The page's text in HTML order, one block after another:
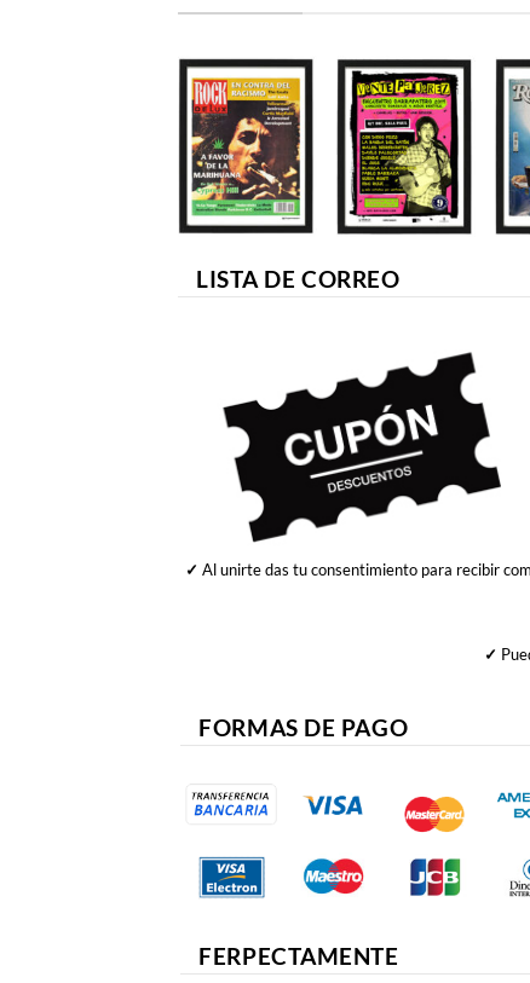
LISTA DE CORREO
✓ Al unirte das tu consentimiento para recibir
✓
FORMAS DE PAGO
FERPECTAMENTE